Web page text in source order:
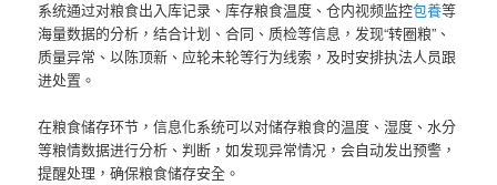
系统通过对粮食出入库记录、库存粮食温度、仓内视频监控包養等
海量数据的分析，结合计划、合同、质检等信息，发现“转圈粮”、
质量异常、以陈顶新、应轮未轮等行为线索，及时安排执法人员跟
进处置。
在粮食储存环节，信息化系统可以对储存粮食的温度、湿度、水分
等粮情数据进行分析、判断，如发现异常情况，会自动发出预警，
提醒处理，确保粮食储存安全。